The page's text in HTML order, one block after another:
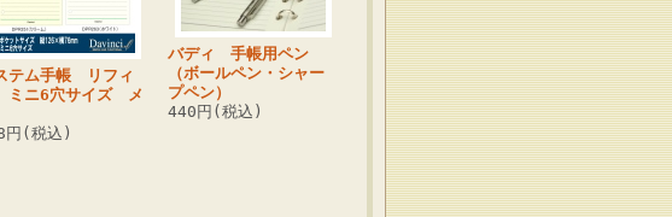
テム手帳 リフィ
ニ6穴サイズ メ
円(税込)
バディ 手帳用ペン
（ボールペン・シャー
プペン）
440円(税込)